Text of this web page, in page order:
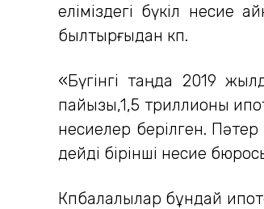
еліміздегі бүкіл
былтырғыдан көп.
«Бүгінгі таңда 2019
пайызы,1,5 триллионы
несиелер берілген.
дейді бірінші несие
Көпбалалылар бұндай